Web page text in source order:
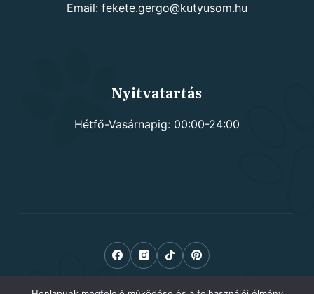
Email: fekete.gergo@kutyusom.hu
Nyitvatartás
Hétfő-Vasárnapig: 00:00-24:00